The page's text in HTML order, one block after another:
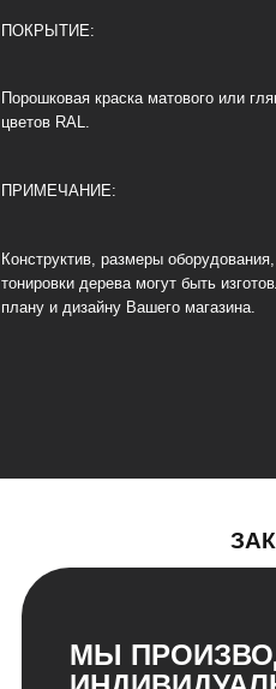
ПОКРЫТИЕ:
Порошковая краска матового или
цветов RAL.
ПРИМЕЧАНИЕ:
Конструктив, размеры
тонировки дерева могут быть
плану и дизайну Вашего магазина.
МЫ